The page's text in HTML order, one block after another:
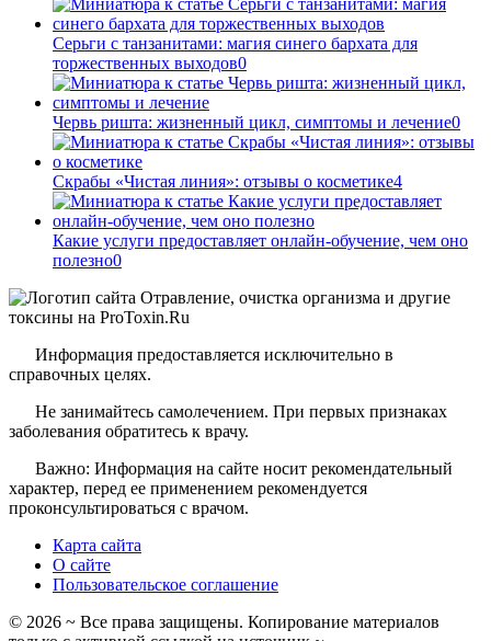
Серьги с танзанитами: магия синего бархата для
торжественных выходов0
Червь ришта: жизненный цикл, симптомы и лечение0
Скрабы «Чистая линия»: отзывы о косметике4
Какие услуги предоставляет онлайн-обучение, чем оно
полезно0
Информация предоставляется исключительно в
справочных целях.
Не занимайтесь самолечением. При первых признаках
заболевания обратитесь к врачу.
Важно: Информация на сайте носит рекомендательный
характер, перед ее применением рекомендуется
проконсультироваться с врачом.
Карта сайта
О сайте
Пользовательское соглашение
© 2026 ~ Все права защищены. Копирование материалов